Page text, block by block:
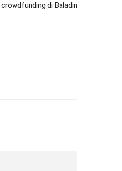
crowdfunding di Baladin